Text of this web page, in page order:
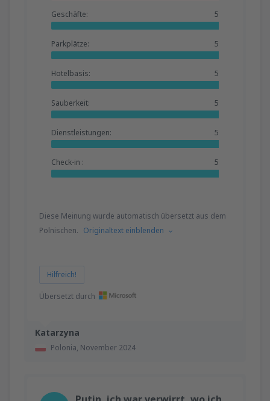
Katarzyna
Polonia, November 2024
Geschäfte: 5
Parkplätze: 5
Hotelbasis: 5
Sauberkeit: 5
Dienstleistungen: 5
Check-in : 5
Diese Meinung wurde automatisch übersetzt aus dem
Polnischen. Originaltext einblenden
Hilfreich!
Übersetzt durch